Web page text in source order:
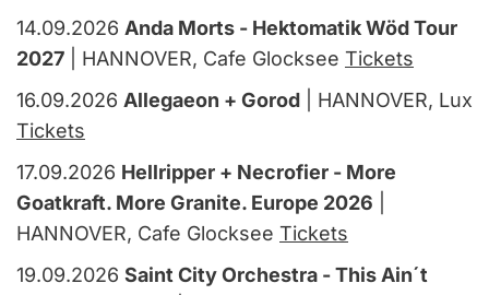
14.09.2026 Anda Morts - Hektomatik Wöd Tour
2027 | HANNOVER, Cafe Glocksee Tickets
16.09.2026 Allegaeon + Gorod | HANNOVER, Lux
Tickets
17.09.2026 Hellripper + Necrofier - More
Goatkraft. More Granite. Europe 2026
HANNOVER, Cafe Glocksee Tickets
19.09.2026 Saint City Orchestra - This Ain´t